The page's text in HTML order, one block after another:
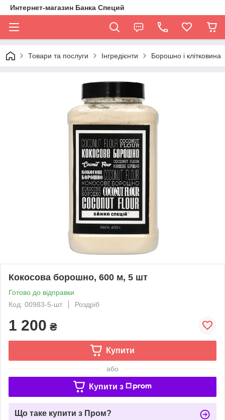
Интернет-магазин Банка Специй
Товари та послуги Інгредієнти Борошно і клітковина
Кокосова борошно, 600 м, 5 шт
Готово до відправки
Код: 00983-5-шт
Роздріб
1 200 ₴
Купити
або
Купити з
Що таке купити з Пром?